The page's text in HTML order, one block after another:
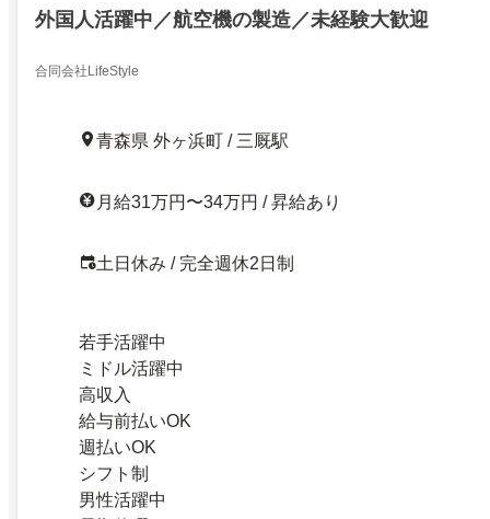
外国人活躍中／航空機の製造／未経験大歓迎
合同会社LifeStyle
青森県 外ヶ浜町 / 三厩駅
月給31万円〜34万円 / 昇給あり
土日休み / 完全週休2日制
若手活躍中
ミドル活躍中
高収入
給与前払いOK
週払いOK
シフト制
男性活躍中